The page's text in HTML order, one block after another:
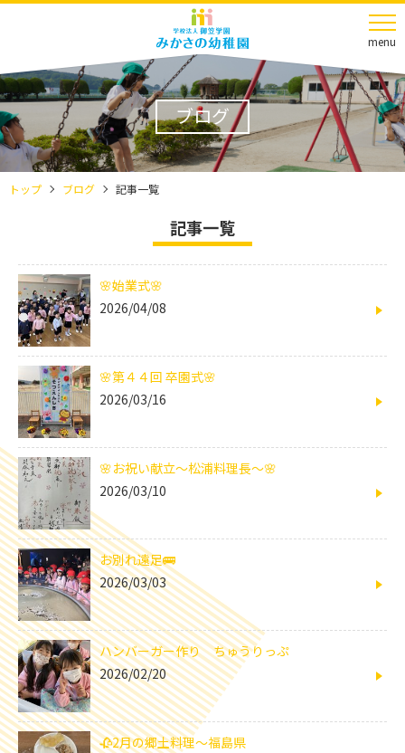
menu
ブログ
トップ ブログ 記事一覧
記事一覧
🌸始業式🌸
2026/04/08
🌸第４４回 卒園式🌸
2026/03/16
🌸お祝い献立～松浦料理長～🌸
2026/03/10
お別れ遠足🚌
2026/03/03
ハンバーガー作り ちゅうりっぷ
2026/02/20
🥀2月の郷土料理～福島県